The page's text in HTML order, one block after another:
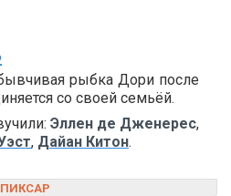
рыбка Дори после
со своей семьёй.
Эллен де Дженерес,
, Дайан Китон.